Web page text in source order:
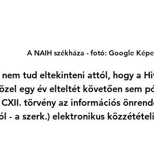
A NAIH székháza - fotó: Google
nem tud eltekinteni attól, hogy a
egy év elteltét követően sem
törvény az információs
- a szerk.) elektronikus